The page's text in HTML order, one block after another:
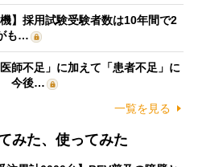
】採用試験受験者数は10年間で2
も…
師不足」に加えて「患者不足」に
今後…
一覧を見る
みた、使ってみた